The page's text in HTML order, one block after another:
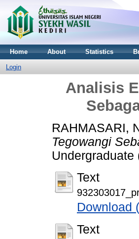
Home About Statistics
Login
Analisis
RAHMASARI,
Tegowangi
Text
Download
Text